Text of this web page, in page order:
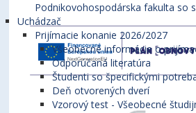
Podnikovohospodárska fakulta so
Uchádzač
Prijímacie konanie 2026/2027
Všeobecné informácie o
Odporúčaná literatúra
Študenti so špecifickými
Deň otvorených dverí
Vzorový test - Všeobecné